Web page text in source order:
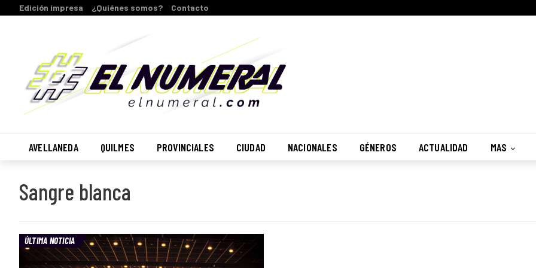
Edición impresa ¿Quiénes somos? Contacto
AVELLANEDA QUILMES PROVINCIALES CIUDAD NACIONALES GÉNEROS ACTUALIDAD MAS
Sangre blanca
ÚLTIMA NOTICIA